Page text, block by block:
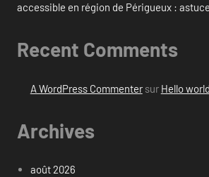
accessible en région de Périgueux :
Recent Comments
A WordPress Commentersur Hello
Archives
août 2026